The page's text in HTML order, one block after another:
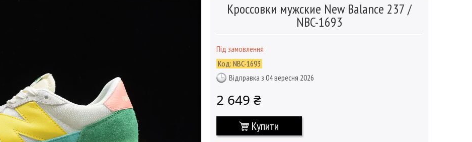
Кроссовки мужские New Balance 237 /
NBC-1693
Під замовлення
Код: NBC-1693
Відправка з 04 вересня 2026
2 649 ₴
Купити